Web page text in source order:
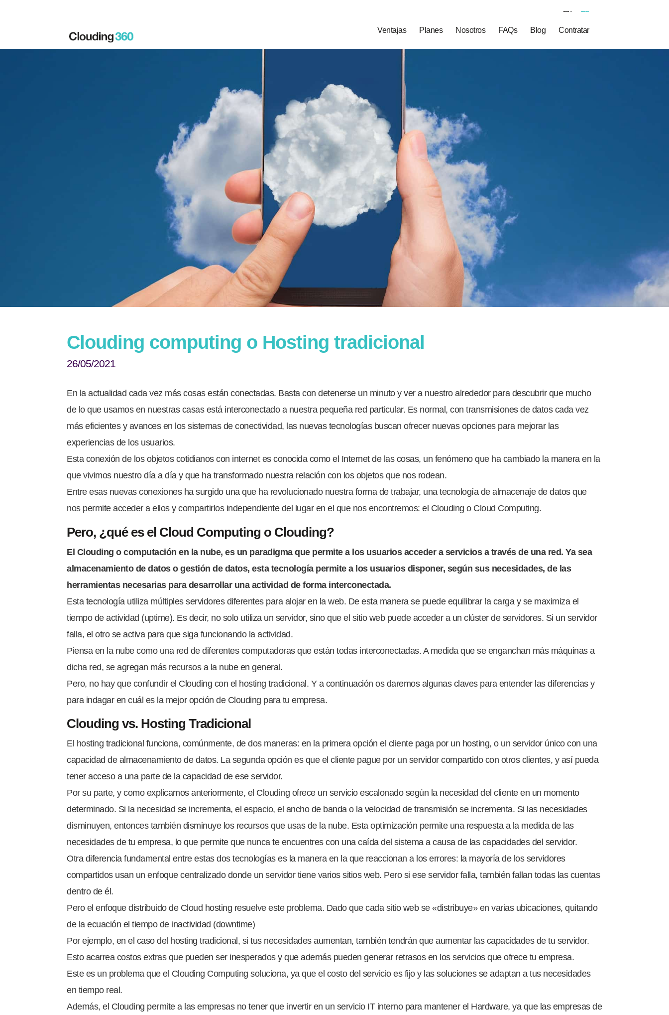
EN ES
Ventajas Planes Nosotros FAQs Blog Contratar
Clouding computing o Hosting tradicional
26/05/2021
En la actualidad cada vez más cosas están conectadas. Basta con detenerse un minuto y ver a nuestro alrededor para descubrir que mucho
de lo que usamos en nuestras casas está interconectado a nuestra pequeña red particular. Es normal, con transmisiones de datos cada vez
más eficientes y avances en los sistemas de conectividad, las nuevas tecnologías buscan ofrecer nuevas opciones para mejorar las
experiencias de los usuarios.
Esta conexión de los objetos cotidianos con internet es conocida como el Internet de las cosas, un fenómeno que ha cambiado la manera en la
que vivimos nuestro día a día y que ha transformado nuestra relación con los objetos que nos rodean.
Entre esas nuevas conexiones ha surgido una que ha revolucionado nuestra forma de trabajar, una tecnología de almacenaje de datos que
nos permite acceder a ellos y compartirlos independiente del lugar en el que nos encontremos: el Clouding o Cloud Computing.
Pero, ¿qué es el Cloud Computing o Clouding?
El Clouding o computación en la nube, es un paradigma que permite a los usuarios acceder a servicios a través de una red. Ya sea
almacenamiento de datos o gestión de datos, esta tecnología permite a los usuarios disponer, según sus necesidades, de las
herramientas necesarias para desarrollar una actividad de forma interconectada.
Esta tecnología utiliza múltiples servidores diferentes para alojar en la web. De esta manera se puede equilibrar la carga y se maximiza el
tiempo de actividad (uptime). Es decir, no solo utiliza un servidor, sino que el sitio web puede acceder a un clúster de servidores. Si un servidor
falla, el otro se activa para que siga funcionando la actividad.
Piensa en la nube como una red de diferentes computadoras que están todas interconectadas. A medida que se enganchan más máquinas a
dicha red, se agregan más recursos a la nube en general.
Pero, no hay que confundir el Clouding con el hosting tradicional. Y a continuación os daremos algunas claves para entender las diferencias y
para indagar en cuál es la mejor opción de Clouding para tu empresa.
Clouding vs. Hosting Tradicional
El hosting tradicional funciona, comúnmente, de dos maneras: en la primera opción el cliente paga por un hosting, o un servidor único con una
capacidad de almacenamiento de datos. La segunda opción es que el cliente pague por un servidor compartido con otros clientes, y así pueda
tener acceso a una parte de la capacidad de ese servidor.
Por su parte, y como explicamos anteriormente, el Clouding ofrece un servicio escalonado según la necesidad del cliente en un momento
determinado. Si la necesidad se incrementa, el espacio, el ancho de banda o la velocidad de transmisión se incrementa. Si las necesidades
disminuyen, entonces también disminuye los recursos que usas de la nube. Esta optimización permite una respuesta a la medida de las
necesidades de tu empresa, lo que permite que nunca te encuentres con una caída del sistema a causa de las capacidades del servidor.
Otra diferencia fundamental entre estas dos tecnologías es la manera en la que reaccionan a los errores: la mayoría de los servidores
compartidos usan un enfoque centralizado donde un servidor tiene varios sitios web. Pero si ese servidor falla, también fallan todas las cuentas
dentro de él.
Pero el enfoque distribuido de Cloud hosting resuelve este problema. Dado que cada sitio web se «distribuye» en varias ubicaciones, quitando
de la ecuación el tiempo de inactividad (downtime)
Por ejemplo, en el caso del hosting tradicional, si tus necesidades aumentan, también tendrán que aumentar las capacidades de tu servidor.
Esto acarrea costos extras que pueden ser inesperados y que además pueden generar retrasos en los servicios que ofrece tu empresa.
Este es un problema que el Clouding Computing soluciona, ya que el costo del servicio es fijo y las soluciones se adaptan a tus necesidades
en tiempo real.
Además, el Clouding permite a las empresas no tener que invertir en un servicio IT interno para mantener el Hardware, ya que las empresas de